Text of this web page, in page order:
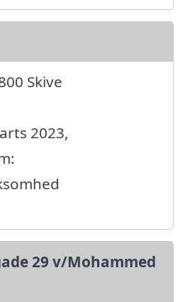
Skive
2023,
29 v/Mohammed